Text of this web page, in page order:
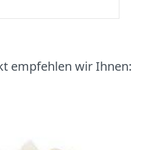
empfehlen wir Ihnen: